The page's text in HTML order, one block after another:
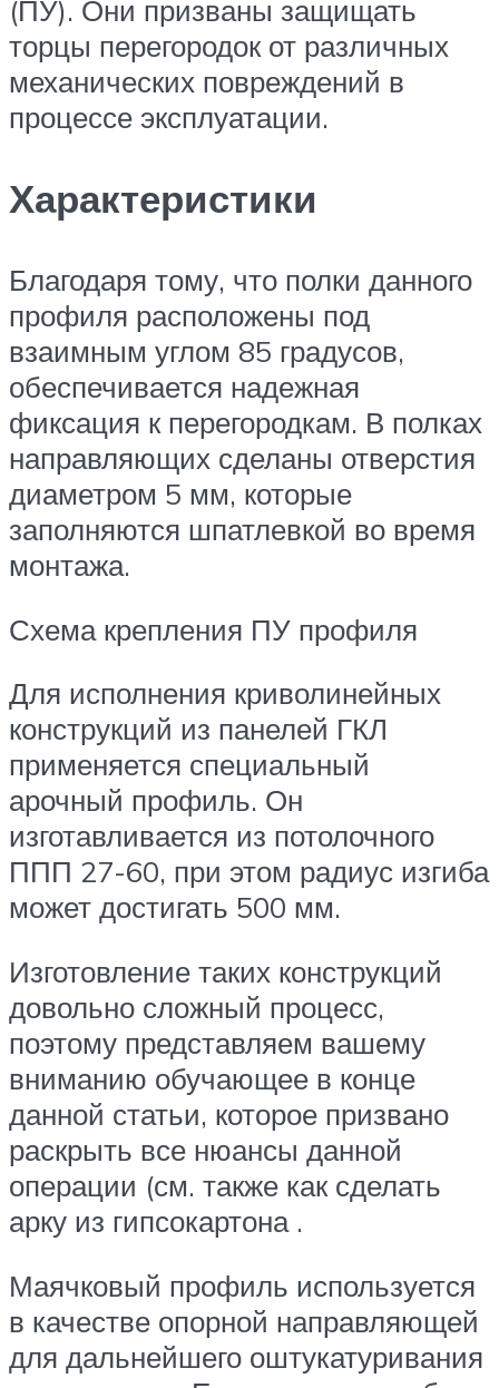
(ПУ). Они призваны защищать
торцы перегородок от различных
механических повреждений в
процессе эксплуатации.
Характеристики
Благодаря тому, что полки данного
профиля расположены под
взаимным углом 85 градусов,
обеспечивается надежная
фиксация к перегородкам. В полках
направляющих сделаны отверстия
диаметром 5 мм, которые
заполняются шпатлевкой во время
монтажа.
Схема крепления ПУ профиля
Для исполнения криволинейных
конструкций из панелей ГКЛ
применяется специальный
арочный профиль. Он
изготавливается из потолочного
ППП 27-60, при этом радиус изгиба
может достигать 500 мм.
Изготовление таких конструкций
довольно сложный процесс,
поэтому представляем вашему
вниманию обучающее в конце
данной статьи, которое призвано
раскрыть все нюансы данной
операции (см. также как сделать
арку из гипсокартона .
Маячковый профиль используется
в качестве опорной направляющей
для дальнейшего оштукатуривания